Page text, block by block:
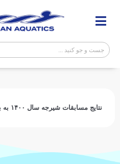
نتایج مسابقات شیرجه سال ۱۴۰۰ به بعد